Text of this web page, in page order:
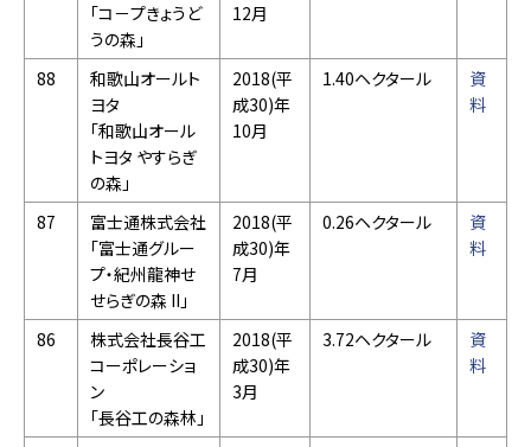
「コ－プきょうど
うの森」
12月
88
和歌山オールト
ヨタ
「和歌山オール
トヨタ やすらぎ
の森」
2018(平
成30)年
10月
1.40ヘクタール
資
料
87
富士通株式会社
「富士通グルー
プ・紀州龍神せ
せらぎの森 II」
2018(平
成30)年
7月
0.26ヘクタール
資
料
86
株式会社長谷工
コーポレーショ
ン
「長谷工の森林」
2018(平
成30)年
3月
3.72ヘクタール
資
料